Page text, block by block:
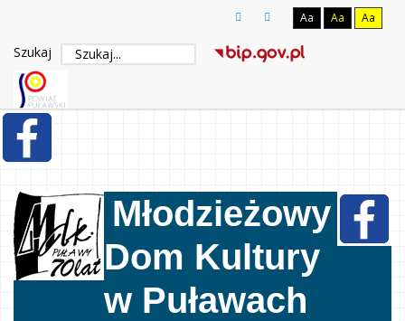
Aa Aa Aa
Szukaj
Młodzieżowy
Dom Kultury
w Puławach